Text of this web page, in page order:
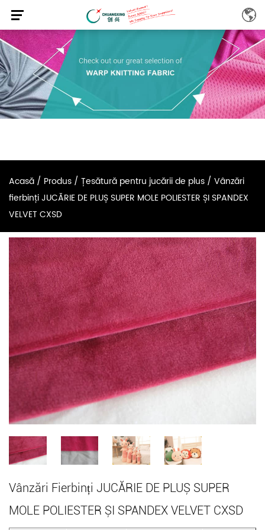
Acasă / Produs / Țesătură pentru jucării de plus / Vânzări
fierbinți JUCĂRIE DE PLUȘ SUPER MOLE POLIESTER ȘI SPANDEX
VELVET CXSD
Vânzări Fierbinți JUCĂRIE DE PLUȘ SUPER
MOLE POLIESTER ȘI SPANDEX VELVET CXSD